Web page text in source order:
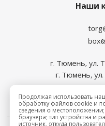
Наши
г. Тюмень, ул.
г. Тюмень,
Продолжая использовать
обработку файлов cookie и
сведения о
браузера; тип устройства и
источник, откуда